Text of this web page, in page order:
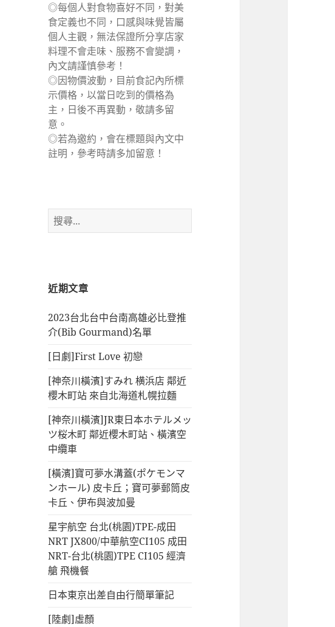
◎每個人對食物喜好不同，對美
食定義也不同，口感與味覺皆屬
個人主觀，無法保證所分享店家
料理不會走味、服務不會變調，
內文請謹慎參考！
◎因物價波動，目前食記內所標
示價格，以當日吃到的價格為
主，日後不再異動，敬請多留
意。
◎若為邀約，會在標題與內文中
註明，參考時請多加留意！
搜
尋
近期文章
2023台北台中台南高雄必比登推
介(Bib Gourmand)名單
[日劇]First Love 初戀
[神奈川橫濱]すみれ 横浜店 鄰近
櫻木町站 來自北海道札幌拉麵
[神奈川橫濱]JR東日本ホテルメッ
ツ桜木町 鄰近櫻木町站、橫濱空
中纜車
[橫濱]寶可夢水溝蓋(ポケモンマ
ンホール) 皮卡丘；寶可夢郵筒皮
卡丘、伊布與波加曼
星宇航空 台北(桃園)TPE-成田
NRT JX800/中華航空CI105 成田
NRT-台北(桃園)TPE CI105 經濟
艙 飛機餐
日本東京出差自由行簡單筆記
[陸劇]虛顏